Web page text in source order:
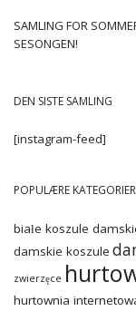
SAMLING FOR
SESONGEN!
DEN SISTE SAMLING
[instagram-feed]
POPULÆRE KATEGORIER
białe koszule
damskie koszule
zwierzęce
hurtownia